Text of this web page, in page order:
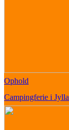
Ophold
Campingferie i